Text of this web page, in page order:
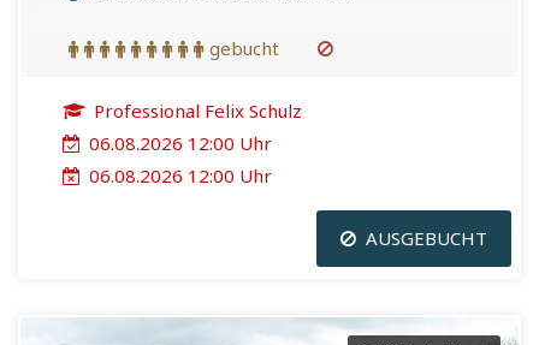
gebucht
Professional Felix Schulz
06.08.2026 12:00 Uhr
06.08.2026 12:00 Uhr
AUSGEBUCHT